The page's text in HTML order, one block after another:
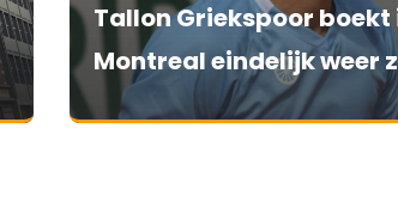
Tallon Griekspoor boekt
Montreal eindelijk weer